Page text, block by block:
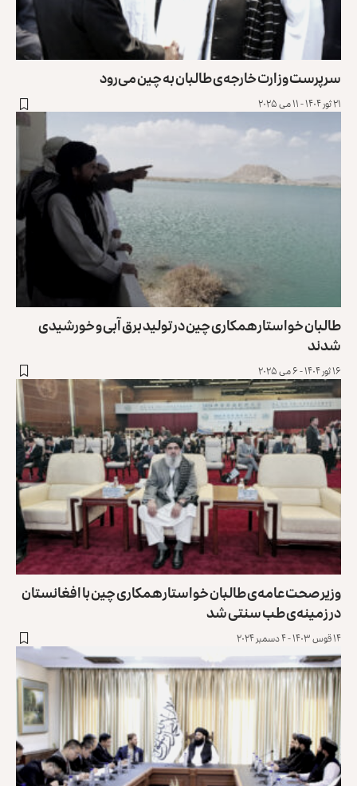
سرپرست وزارت خارجه‌‌ی طالبان به چین می‌رود
۲۱ ثور ۱۴۰۴ - ۱۱ می ۲۰۲۵
طالبان خواستار همکاری چین در تولید برق آبی و خورشیدی
شدند
۱۶ ثور ۱۴۰۴ - ۶ می ۲۰۲۵
وزیر صحت عامه‌ی طالبان خواستار همکاری چین با افغانستان
در زمینه‌ی طب سنتی شد
۱۴ قوس ۱۴۰۳ - ۴ دسمبر ۲۰۲۴